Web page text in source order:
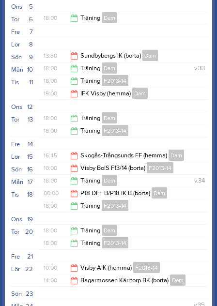
5
Ons
6
Tor 18:00 Träning Dam
7
Fre
8
Lör
9
Sön 13:30 Sundbybergs IK (borta) Dam
15:30
10
Mån v.33
18:00 Träning Dam
19:30
11
Tis 18:00 Träning F2013-14
19:00 IFK Visby (hemma) Dam
21:00
12
Ons
13
Tor 18:00 Träning Dam
18:00 Träning F2013-14
19:30
14
Fre
15
Lör 16:45 Skogås-Trångsunds FF (hemma) Dam
18:45
16
Sön 10:00 Visby BoIS F13/14 (borta) F2013-14
12:00
17
Mån v.34
18:00 Träning Dam
19:30
18
Tis 00:00 P18 DFF B/P18 IK B (borta) Dam
18:00 Träning F2013-14
19:30
19
Ons
20
Tor 18:00 Träning Dam
18:00 Träning F2013-14
19:30
21
Fre
22
Lör 10:00 Visby AIK (hemma) F2013-14
14:00 Bagarmossen Kärrtorp BK (borta) Dam
23
Sön